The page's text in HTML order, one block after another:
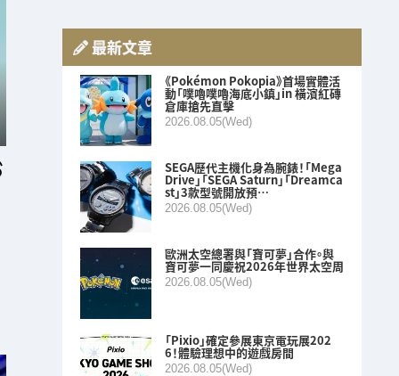
最新文章
《Pokémon Pokopia》首場實體活
動「噗嚕噗嚕海底小鎮」in 橫濱紅磚
倉庫搶先直擊
2026.08.05(Wed)
SEGA歷代主機化身為腕錶！「Mega
Drive」「SEGA Saturn」「Dreamca
st」3款型號開放預…
2026.08.05(Wed)
歐洲太空總署與「寶可夢」合作。與
寶可夢一同慶祝2026年世界太空周
2026.08.05(Wed)
「Pixio」確定參展東京電玩展202
6！體驗理想中的遊戲房間
2026.08.05(Wed)